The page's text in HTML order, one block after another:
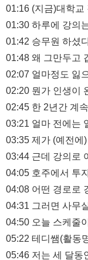
01:16 (지금)대학교
01:30 하루에 강의
01:42 승무원 하셨
01:48 왜 그만두고
02:07 얼마정도 잃
02:20 뭔가 인생이
02:45 한 2년간 계
03:21 얼마 전에는
03:35 제가 (예전에
03:44 근데 강의로
04:05 호주에서 투
04:08 어떤 경로로
04:31 그러면 사무
04:50 오늘 스케줄
05:22 테디쌤(활동
05:46 저는 세 달동